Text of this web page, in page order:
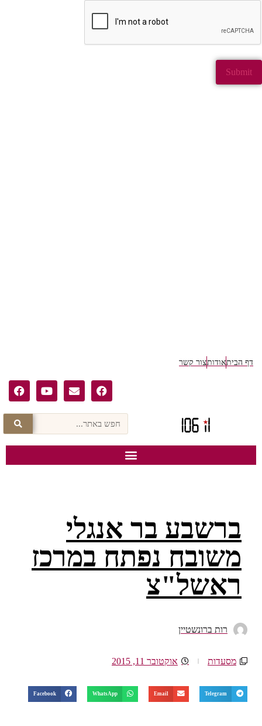
הביתאודותצור קשר
ברשבע בר אנגלי
משובח נפתח במרכז
ראשל"צ
רות ברונשטיין
מסעדות אוקטובר 11, 2015
Telegram
Email
WhatsApp
Facebook